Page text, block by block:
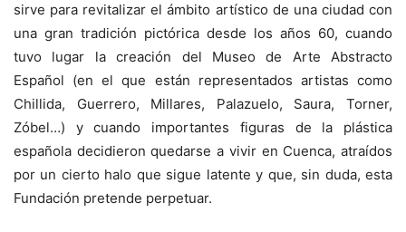
sirve para revitalizar el ámbito artístico de una ciudad con
una gran tradición pictórica desde los años 60, cuando
tuvo lugar la creación del Museo de Arte Abstracto
Español (en el que están representados artistas como
Chillida, Guerrero, Millares, Palazuelo, Saura, Torner,
Zóbel…) y cuando importantes figuras de la plástica
española decidieron quedarse a vivir en Cuenca, atraídos
por un cierto halo que sigue latente y que, sin duda, esta
Fundación pretende perpetuar.